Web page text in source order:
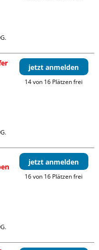
jetzt anmelden
14 von 16 Plätzen frei
jetzt anmelden
16 von 16 Plätzen frei